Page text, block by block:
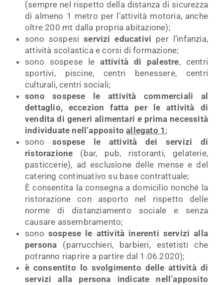
(sempre nel rispetto della distanza di sicurezza
di almeno 1 metro per l’attività motoria, anche
oltre 200 mt dalla propria abitazione);
sono sospesi servizi educativi per l’infanzia,
attività scolastica e corsi di formazione;
sono sospese le attività di palestre, centri
sportivi, piscine, centri benessere, centri
culturali, centri sociali;
sono sospese le attività commerciali al
dettaglio, eccezion fatta per le attività di
vendita di generi alimentari e prima necessità
individuate nell’appositoallegato 1 ;
sonosospese le attività dei servizi di
ristorazione (bar, pub, ristoranti, gelaterie,
pasticcerie), ad esclusione delle mense e del
catering continuativo su base contrattuale;
È consentita la consegna a domicilio nonché la
ristorazione con asporto nel rispetto delle
norme di distanziamento sociale e senza
causare assembramento;
sono sospese le attività inerenti servizi alla
persona (parrucchieri, barbieri, estetisti che
potranno riaprire a partire dal 1.06.2020);
è consentito lo svolgimento delle attività di
servizi alla persona indicate nell’apposito